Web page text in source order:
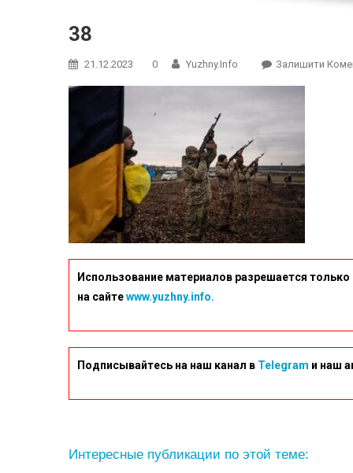
38
21.12.2023 0 Yuzhny.info Залишити
Использование материалов разрешается
на сайтеwww.yuzhny.info.
Подписывайтесь на наш канал в Telegram и наш
Интересные публикации по этой теме: